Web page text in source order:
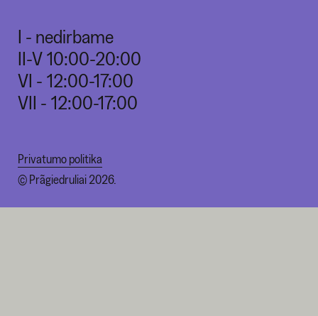
I - nedirbame
II-V 10:00-20:00
VI - 12:00-17:00
VII - 12:00-17:00
Privatumo politika
© Prãgiedruliai 2026.